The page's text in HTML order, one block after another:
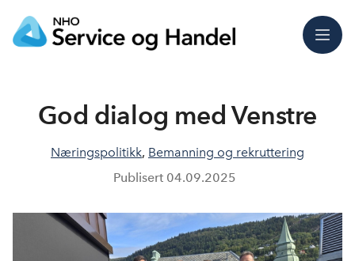
Meny
God dialog med Venstre
Næringspolitikk, Bemanning og rekruttering
Publisert 04.09.2025